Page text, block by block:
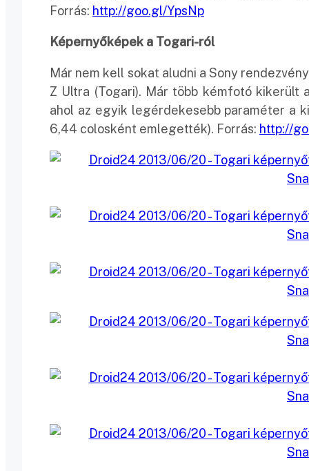
Forrás: http://goo.gl/YpsNp
Képernyőképek a Togari-ról
Már nem kell sokat aludni a Sony
Z Ultra (Togari). Már több kémfotó
ahol az egyik legérdekesebb paraméter a
6,44 colosként emlegették). Forrás: http://